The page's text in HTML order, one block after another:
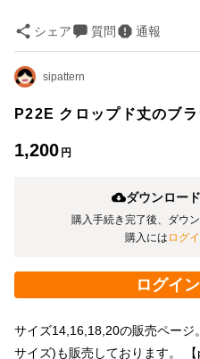
シェア 質問 通報
sipattern
P22E クロップド丈のブ
1,200 円
ダウンロー
購入手続き完了後、ダウ
購入には ログ
ログイ
サイズ14,16,18,20の販売ペー
サイズ)も販売しております。